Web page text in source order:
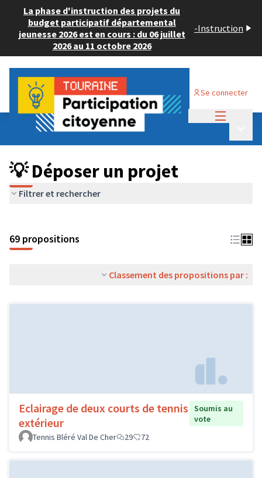
La phase d'instruction des projets du
budget participatif départemental
jeunesse 2026 est en cours : du 06 juillet
2026 au 11 octobre 2026
-Instruction
Se connecter
Budget Participatif ADULTE 2024
💡 Déposer un projet
💡 Déposer un projet
Filtrer et rechercher
69 propositions
Classement des propositions par :
Eclairage de deux courts de tennis
extérieur
Soumis au
vote
Tennis Bléré Val De Cher
29 72